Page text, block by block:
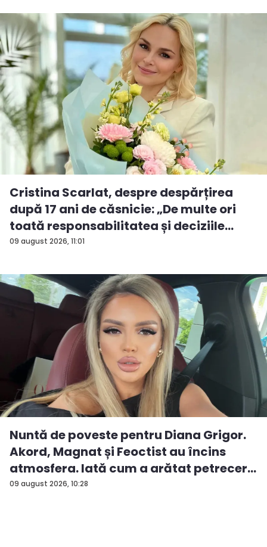
09 august 2026, 11:01
Cristina Scarlat, despre despărțirea
după 17 ani de căsnicie: „De multe ori
toată responsabilitatea și deciziile
erau...
09 august 2026, 10:28
Nuntă de poveste pentru Diana Grigor.
Akord, Magnat și Feoctist au încins
atmosfera. Iată cum a arătat petrecer...